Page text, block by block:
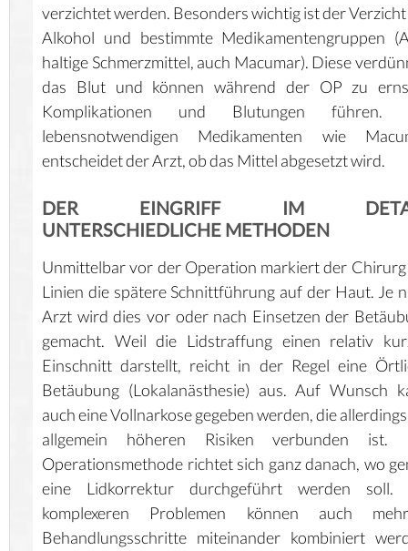
verzichtet werden. Besonders wichtig ist der
Alkohol und bestimmte Medikamentengruppen
haltige Schmerzmittel, auch Macumar). Diese
das Blut und können während der OP zu
Komplikationen und Blutungen führen.
lebensnotwendigen Medikamenten wie
entscheidet der Arzt, ob das Mittel abgesetzt wird.
DER EINGRIFF IM
UNTERSCHIEDLICHE METHODEN
Unmittelbar vor der Operation markiert der
Linien die spätere Schnittführung auf der Haut. Je
Arzt wird dies vor oder nach Einsetzen der
gemacht. Weil die Lidstraffung einen relativ
Einschnitt darstellt, reicht in der Regel eine
Betäubung (Lokalanästhesie) aus. Auf Wunsch
auch eine Vollnarkose gegeben werden, die
allgemein höheren Risiken verbunden ist.
Operationsmethode richtet sich ganz danach, wo
eine Lidkorrektur durchgeführt werden soll.
komplexeren Problemen können auch
Behandlungsschritte miteinander kombiniert